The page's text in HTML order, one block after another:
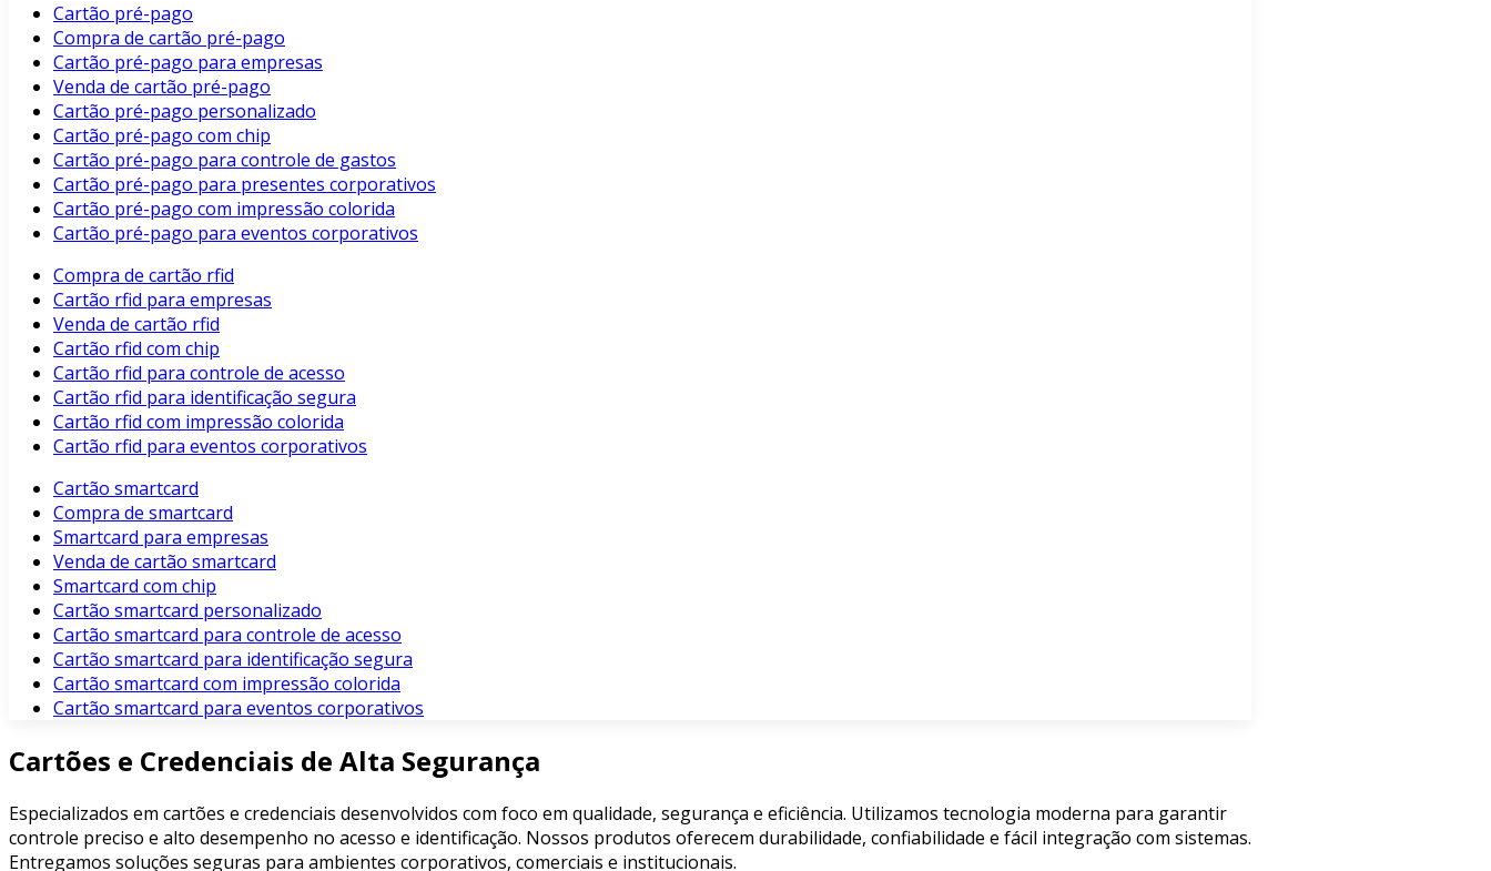
Cartão pré-pago
Compra de cartão pré-pago
Cartão pré-pago para empresas
Venda de cartão pré-pago
Cartão pré-pago personalizado
Cartão pré-pago com chip
Cartão pré-pago para controle de gastos
Cartão pré-pago para presentes corporativos
Cartão pré-pago com impressão colorida
Cartão pré-pago para eventos corporativos
Compra de cartão rfid
Cartão rfid para empresas
Venda de cartão rfid
Cartão rfid com chip
Cartão rfid para controle de acesso
Cartão rfid para identificação segura
Cartão rfid com impressão colorida
Cartão rfid para eventos corporativos
Cartão smartcard
Compra de smartcard
Smartcard para empresas
Venda de cartão smartcard
Smartcard com chip
Cartão smartcard personalizado
Cartão smartcard para controle de acesso
Cartão smartcard para identificação segura
Cartão smartcard com impressão colorida
Cartão smartcard para eventos corporativos
Cartões e Credenciais de Alta Segurança
Especializados em cartões e credenciais desenvolvidos com foco em qualidade, segurança e eficiência. Utilizamos tecnologia moderna para garantir
controle preciso e alto desempenho no acesso e identificação. Nossos produtos oferecem durabilidade, confiabilidade e fácil integração com sistemas.
Entregamos soluções seguras para ambientes corporativos, comerciais e institucionais.